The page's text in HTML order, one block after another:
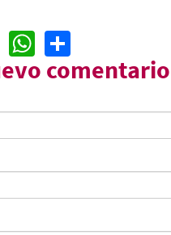
Telegram
WhatsApp
comentario